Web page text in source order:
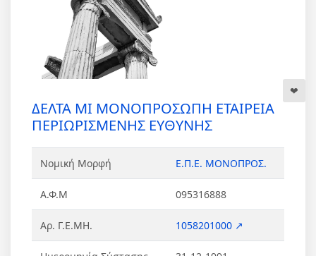
ΔΕΛΤΑ ΜΙ ΜΟΝΟΠΡΟΣΩΠΗ ΕΤΑΙΡΕΙΑ
ΠΕΡΙΩΡΙΣΜΕΝΗΣ ΕΥΘΥΝΗΣ
Νομική Μορφή Ε.Π.Ε. ΜΟΝΟΠΡΟΣ.
Α.Φ.Μ 095316888
Αρ. Γ.Ε.ΜΗ. 1058201000 ↗